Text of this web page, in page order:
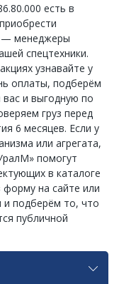
есть в
— менеджеры
спецтехники.
узнавайте у
оплаты, подберём
и выгодную по
груз перед
6 месяцев. Если у
или агрегата,
помогут
в каталоге
форму на сайте или
подберём то, что
публичной